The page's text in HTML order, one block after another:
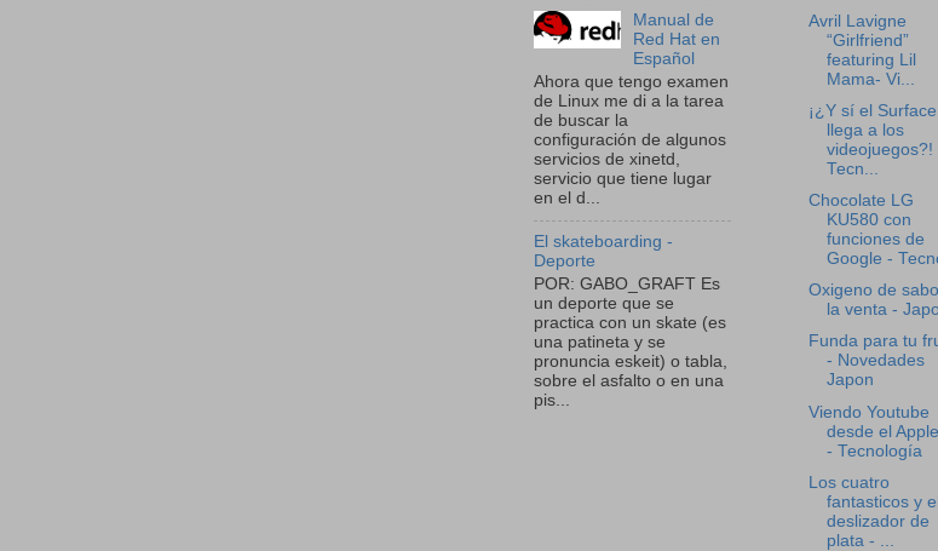
Manual de
Red Hat en
Español
Ahora que tengo examen
de Linux me di a la tarea
de buscar la
configuración de algunos
servicios de xinetd,
servicio que tiene lugar
en el d...
El skateboarding -
Deporte
POR: GABO_GRAFT Es
un deporte que se
practica con un skate (es
una patineta y se
pronuncia eskeit) o tabla,
sobre el asfalto o en una
pis...
Avril Lavigne
“Girlfriend”
featuring Lil
Mama- Vi...
¡¿Y sí el Surface
llega a los
videojuegos?!
Tecn...
Chocolate LG
KU580 con
funciones de
Google -
Oxigeno de
la venta -
Funda para tu
- Novedades
Japon
Viendo Youtube
desde el
- Tecnología
Los cuatro
fantasticos y
deslizador de
plata - ...